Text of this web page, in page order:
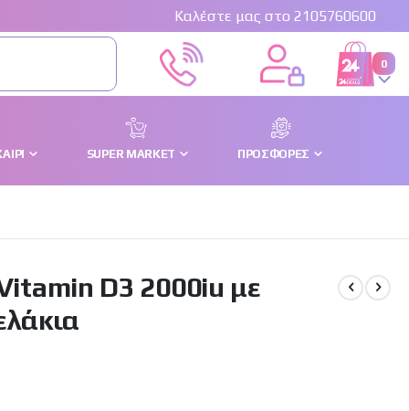
Καλέστε μας στο 2105760600
Cart
0
SUPER MARKET ΠΡΟΣΦΟΡΈΣ
D3 2000iu με